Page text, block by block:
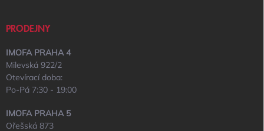
PRODEJNY
IMOFA PRAHA 4
Milevská 922/2
Otevírací doba:
Po-Pá 7:30 - 19:00
IMOFA PRAHA 5
Ořešská 873